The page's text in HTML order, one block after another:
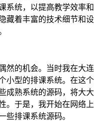
系统，以提高教学效率和
藏着丰富的技术细节和设
然的机会。当时我在大连
小型的排课系统。在这个
成熟系统的源码，将大大
。于是，我开始在网络上
些排课系统源码。